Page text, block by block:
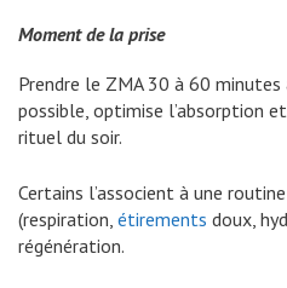
Moment de la prise
Prendre le ZMA 30 à 60
possible, optimise l’absorption
rituel du soir.
Certains l’associent à une
(respiration, étirements doux,
régénération.